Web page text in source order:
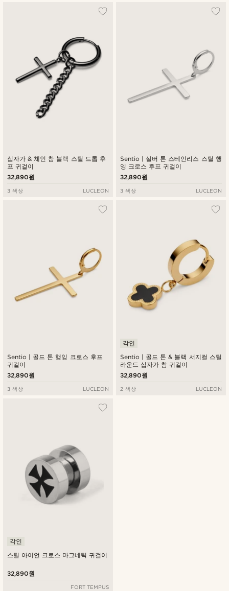
십자가 & 체인 참 블랙 스틸 드롭 후
프 귀걸이
32,890원
3 색상 LUCLEON
Sentio | 실버 톤 스테인리스 스틸 행
잉 크로스 후프 귀걸이
32,890원
3 색상 LUCLEON
Sentio | 골드 톤 행잉 크로스 후프
귀걸이
32,890원
3 색상 LUCLEON
Sentio | 골드 톤 & 블랙 서지컬 스틸
라운드 십자가 참 귀걸이
각인
32,890원
2 색상 LUCLEON
스틸 아이언 크로스 마그네틱 귀걸이
각인
32,890원
FORT TEMPUS